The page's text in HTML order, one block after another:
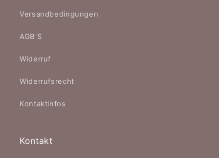
Versandbedingungen
AGB'S
Widerruf
Widerrufsrecht
Kontaktinfos
Kontakt